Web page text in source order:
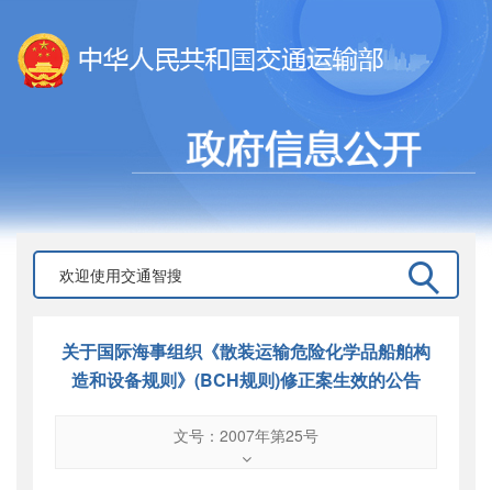
关于国际海事组织《散装运输危险化学品船舶构
造和设备规则》(BCH规则)修正案生效的公告
文号：2007年第25号
2007年第25号